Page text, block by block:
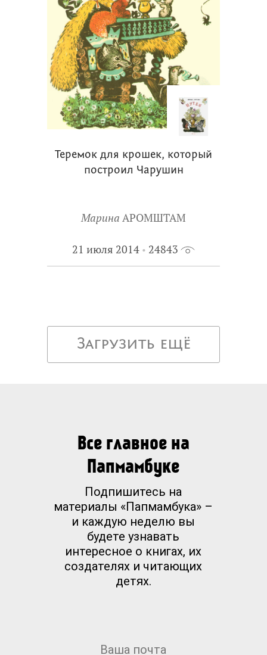
Теремок для крошек, который
построил Чарушин
Марина АРОМШТАМ
21 июля 2014 24843
Загрузить ещё
Все главное на
Папмамбуке
Подпишитесь на
материалы «Папмамбука» –
и каждую неделю вы
будете узнавать
интересное о книгах, их
создателях и читающих
детях.